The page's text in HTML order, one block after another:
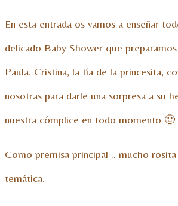
En esta entrada os vamos a enseñar
delicado Baby Shower que
Paula. Cristina, la tía de la princesita,
nosotras para darle una sorpresa a su
nuestra cómplice en todo momento 🙂
Como premisa principal .. mucho
temática.